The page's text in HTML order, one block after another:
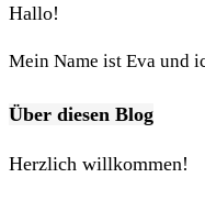
Hallo!
Mein Name ist Eva und
Über diesen Blog
Herzlich willkommen!